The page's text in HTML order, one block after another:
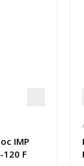
IMP
120 F